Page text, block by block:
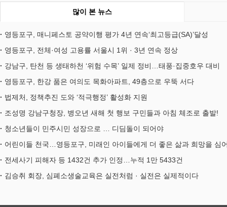
많이 본 뉴스
영등포구, 매니페스토 공약이행 평가 4년 연속‘최고등급(SA)’달성
영등포구, 전체·여성 고용률 서울시 1위 · 3년 연속 정상
강남구, 탄천 등 생태하천 ‘위험 수목’ 일제 정비…태풍·집중호우 대비
영등포구, 한강 품은 여의도 목화아파트, 49층으로 우뚝 서다
법제처, 정책추진 도와 ‘적극행정’ 활성화 지원
조성명 강남구청장, 병오년 새해 첫 행보 구민들과 아침 체조로 출발!
청소년들이 민주시민 성장으로 … 디딤돌이 되어야
어린이들 천국…영등포구, 미래인 아이들에게 더 좋은 삶과 희망을 심
전세사기 피해자 등 1432건 추가 인정…누적 1만 5433건
김승취 회장, 심폐소생술교육은 실전처럼 · 실전은 실제적이다